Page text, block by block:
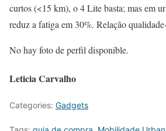
curtos (<15 km), o 4 Lite basta; mas em
reduz a fatiga em 30%. Relação
No hay foto de perfil disponible.
Leticia Carvalho
Categories: Gadgets